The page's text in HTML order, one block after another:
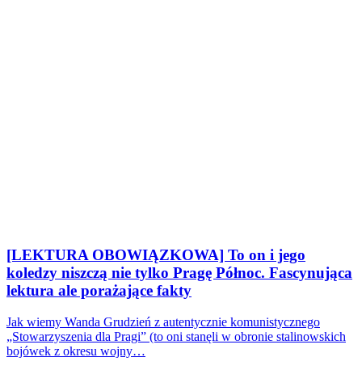
[LEKTURA OBOWIĄZKOWA] To on i jego
koledzy niszczą nie tylko Pragę Północ. Fascynująca
lektura ale porażające fakty
Jak wiemy Wanda Grudzień z autentycznie komunistycznego
„Stowarzyszenia dla Pragi” (to oni stanęli w obronie stalinowskich
bojówek z okresu wojny…